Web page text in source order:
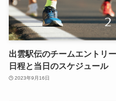
出雲駅伝のチームエントリ
日程と当日のスケジュール
2023年9月16日